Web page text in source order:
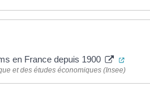
en France depuis 1900
et des études économiques (Insee)